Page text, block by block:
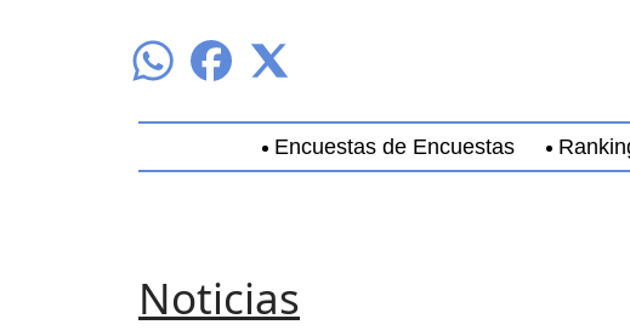
Encuestas de Encuestas
Noticias